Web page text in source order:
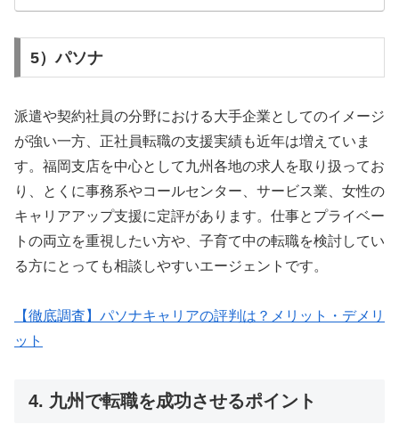
5）パソナ
派遣や契約社員の分野における大手企業としてのイメージ
が強い一方、正社員転職の支援実績も近年は増えていま
す。福岡支店を中心として九州各地の求人を取り扱ってお
り、とくに事務系やコールセンター、サービス業、女性の
キャリアアップ支援に定評があります。仕事とプライベー
トの両立を重視したい方や、子育て中の転職を検討してい
る方にとっても相談しやすいエージェントです。
【徹底調査】パソナキャリアの評判は？メリット・デメリ
ット
4. 九州で転職を成功させるポイント